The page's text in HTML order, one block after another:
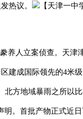
热议。 【天津一
人立案侦查。天津
建成国际领先的4
方地域暴雨之所
。首批产物正式近